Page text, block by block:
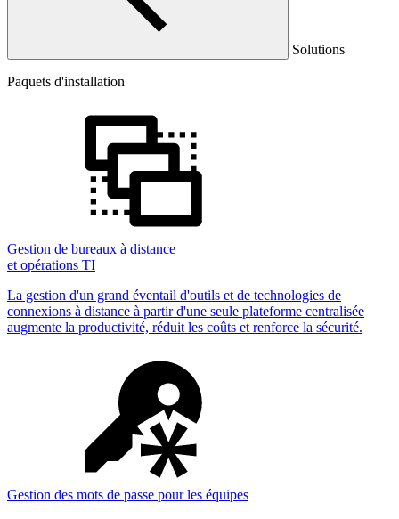
Solutions
Paquets d'installation
Gestion de bureaux à distance
et opérations TI
La gestion d'un grand éventail d'outils et de technologies de
connexions à distance à partir d'une seule plateforme centralisée
augmente la productivité, réduit les coûts et renforce la sécurité.
Gestion des mots de passe pour les équipes